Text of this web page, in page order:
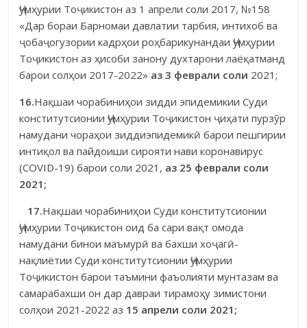
Ҷумҳурии Тоҷикистон аз 1 апрели со­ли 2017, №158
«Дар бораи Барномаи давлатии тарбия, интихоб ва
ҷоба­ҷо­гузории кадрҳои роҳбарикунандаи Ҷумҳурии
Тоҷикистон аз ҳисоби за­нону духтарони лаёқатманд
барои солҳои 2017-2022» аз 3 феврали соли 2021;
16.Нақшаи чорабиниҳои зидди эпидемикии Суди
конститутсионии Ҷумҳурии Тоҷикистон ҷиҳати пурзӯр
намудани чораҳои зиддиэпидемикӣ барои пешгирии
интиқол ва пайдоиши сирояти нави коронавирус
(COVID-19) барои соли 2021, аз 25 феврали соли
2021;
17.Нақшаи чорабиниҳои Суди конститутсионии
Ҷумҳурии То­ҷикистон оид ба сари вақт омода
намудани бинои маъмурӣ ва бахши хо­ҷагӣ-
нақлиётии Суди конститутсионии Ҷумҳурии
Тоҷикистон барои таъ­мини фаъолияти мунтазам ва
самарабахши он дар давраи тирамоҳу зимис­тони
солҳои 2021-2022 аз 15 апрели соли 2021;